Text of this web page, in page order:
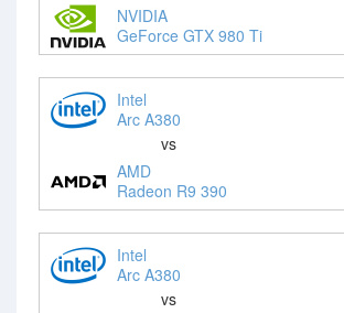
NVIDIA
GeForce GTX 980 Ti
Intel
Arc A380
vs
AMD
Radeon R9 390
Intel
Arc A380
vs